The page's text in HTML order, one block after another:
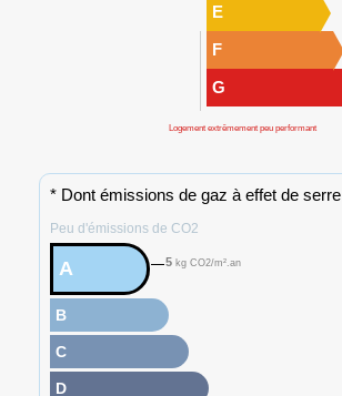
E
F
G
Logement extrêmement peu performant
* Dont émissions de gaz à effet de serre
Peu d'émissions de CO2
A 5kg CO2/m².an
B
C
D